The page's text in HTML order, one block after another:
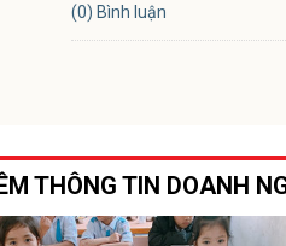
(0) Bình luận
THÔNG TIN DOANH